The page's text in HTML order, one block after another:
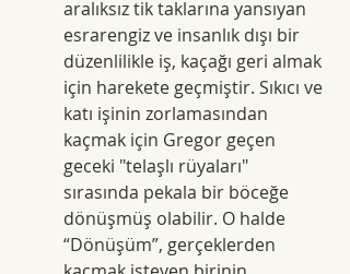
aralıksız tik taklarına yansıyan
esrarengiz ve insanlık dışı bir
düzenlilikle iş, kaçağı geri almak
için harekete geçmiştir. Sıkıcı ve
katı işinin zorlamasından
kaçmak için Gregor geçen
geceki "telaşlı rüyaları"
sırasında pekala bir böceğe
dönüşmüş olabilir. O halde
“Dönüşüm”, gerçeklerden